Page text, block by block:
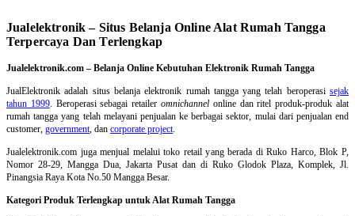
Jualelektronik – Situs Belanja Online Alat Rumah Tangga
Terpercaya Dan Terlengkap
Jualelektronik.com – Belanja Online Kebutuhan Elektronik Rumah Tangga
JualElektronik adalah situs belanja elektronik rumah tanggayang telah beroperasisejak
tahun 1999. Beroperasi sebagai retaileromnichannel online dan ritel produk-produk alat
rumah tangga yang telah melayani penjualan ke berbagai sektor, mulai dari penjualan end
customer, government, dan corporate project.
Jualelektronik.com juga menjual melalui toko retail yang berada di Ruko Harco, Blok P,
Nomor 28-29, Mangga Dua, Jakarta Pusat dan di Ruko Glodok Plaza, Komplek, Jl.
Pinangsia Raya Kota No.50 Mangga Besar.
Kategori Produk Terlengkap untuk Alat Rumah Tangga